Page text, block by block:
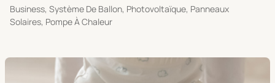
Business, Système De Ballon, Photovoltaïque, Panneaux
Solaires, Pompe À Chaleur